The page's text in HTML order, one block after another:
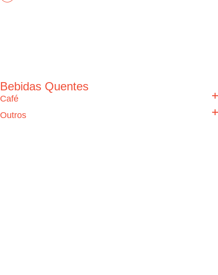
Bebidas Quentes
Café
Outros